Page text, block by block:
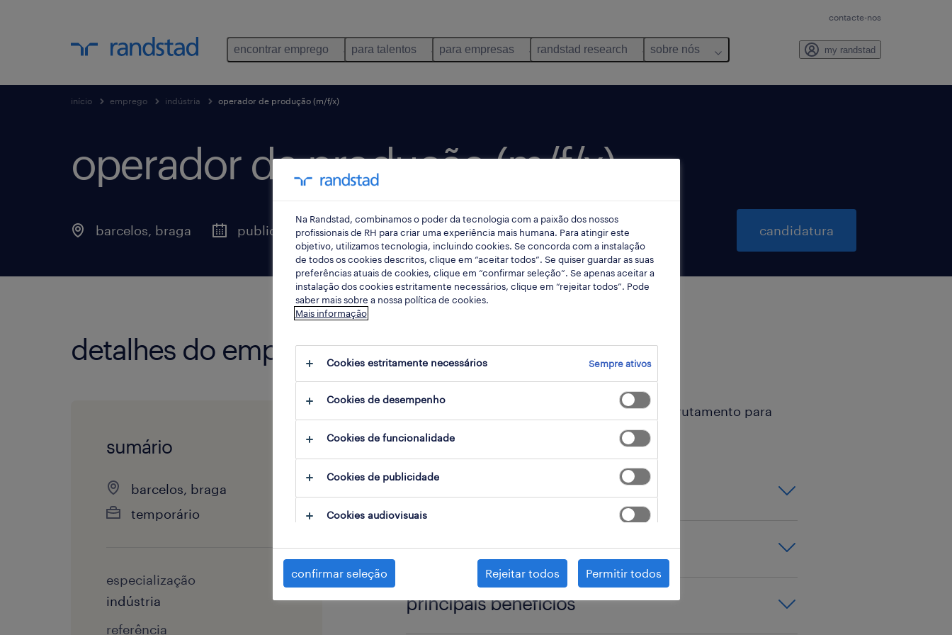
contacte-nos
encontrar emprego para talentos para empresas randstad research sobre nós my randstad
início emprego indústria operador de produção (m/f/x)
operador de produção (m/f/x).
barcelos, braga publicado há 3 dias data limite 24 agosto 2026 candidatura
detalhes do emprego
sumário
barcelos, braga
temporário
especialização
indústria
referência
A Randstad encontra-se em processo de recrutamento para
prestigiado cliente do setor alimentar.
Apoio na linha de produção;
competências
Experiência em indústria (preferencial);
principais benefícios
Na Randstad, combinamos o poder da tecnologia com a paixão dos nossos
profissionais de RH para criar uma experiência mais humana. Para atingir este
objetivo, utilizamos tecnologia, incluindo cookies. Se concorda com a instalação
de todos os cookies descritos, clique em “aceitar todos”. Se quiser guardar as suas
preferências atuais de cookies, clique em “confirmar seleção”. Se apenas aceitar a
instalação dos cookies estritamente necessários, clique em “rejeitar todos”. Pode
saber mais sobre a nossa política de cookies.
Mais informação
Cookies estritamente necessários Sempre ativos
Cookies de desempenho
Cookies de funcionalidade
Cookies de publicidade
Cookies audiovisuais
confirmar seleção Rejeitar todos Permitir todos